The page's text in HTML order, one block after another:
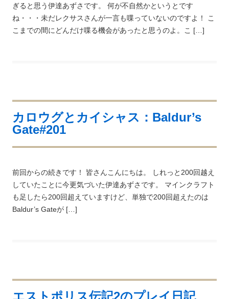
ぎると思う伊達あずさです。 何が不自然かというとです
ね・・・未だレクサスさんが一言も喋っていないのですよ！ こ
こまでの間にどんだけ喋る機会があったと思うのよ。こ […]
カロウグとカイシャス：Baldur’s
Gate#201
前回からの続きです！ 皆さんこんにちは。 しれっと200回越え
していたことに今更気づいた伊達あずさです。 マインクラフト
も足したら200回超えていますけど、単独で200回超えたのは
Baldur’s Gateが […]
エストポリス伝記2のプレイ日記